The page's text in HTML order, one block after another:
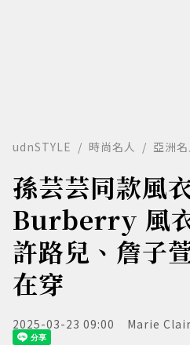
udnSTYLE 時尚名人 亞洲
孫芸芸同款風
Burberry 風衣
許路兒、詹子
在穿
2025-03-23 09:00 Marie